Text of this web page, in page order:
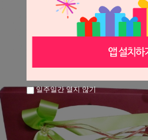
일주일간 열지 않기